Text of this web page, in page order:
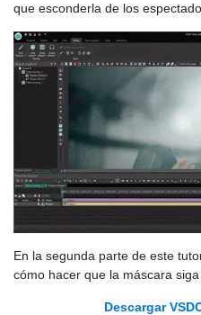
que esconderla de los
En la segunda parte de este
cómo hacer que la máscara
Descargar